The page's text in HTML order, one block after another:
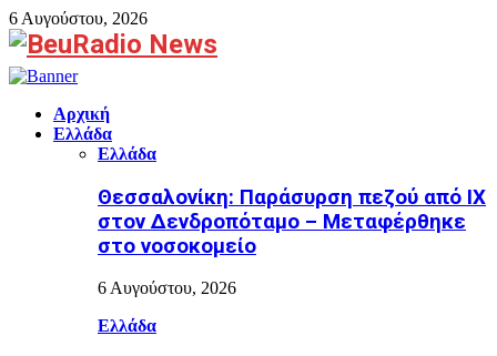
6 Αυγούστου, 2026
Facebook
Αρχική
Ελλάδα
Ελλάδα
Θεσσαλονίκη: Παράσυρση πεζού από ΙΧ
στον Δενδροπόταμο – Μεταφέρθηκε
στο νοσοκομείο
6 Αυγούστου, 2026
Ελλάδα